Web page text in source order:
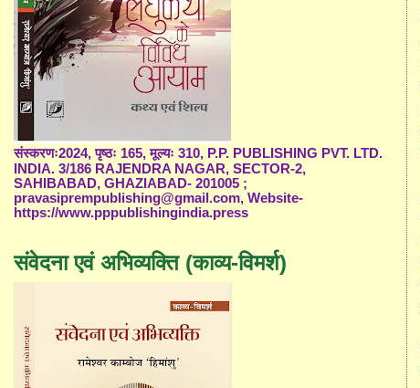
संस्करणः2024, पृष्ठः 165, मूल्यः 310, P.P. PUBLISHING PVT. LTD.
INDIA. 3/186 RAJENDRA NAGAR, SECTOR-2,
SAHIBABAD, GHAZIABAD- 201005 ;
pravasiprempublishing@gmail.com, Website-
https://www.pppublishingindia.press
संवेदना एवं अभिव्यक्ति (काव्य-विमर्श)